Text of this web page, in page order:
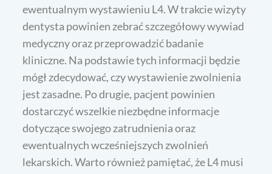
ewentualnym wystawieniu L4. W trakcie wizyty
dentysta powinien zebrać szczegółowy wywiad
medyczny oraz przeprowadzić badanie
kliniczne. Na podstawie tych informacji będzie
mógł zdecydować, czy wystawienie zwolnienia
jest zasadne. Po drugie, pacjent powinien
dostarczyć wszelkie niezbędne informacje
dotyczące swojego zatrudnienia oraz
ewentualnych wcześniejszych zwolnień
lekarskich. Warto również pamiętać, że L4 musi